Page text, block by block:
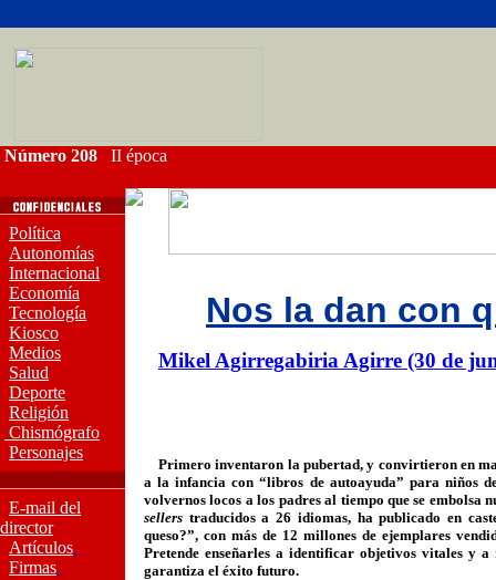
Número 208 II época
Política
Autonomías
Internacional
Economía
Tecnología
Kiosco
Medios
Salud
Deporte
Religión
Chismógrafo
Personajes
E-mail del
director
Artículos
Firmas
Nos la dan con
Mikel Agirregabiria Agirre (30 de
Primero inventaron la pubertad, y convirtieron en
a la infancia con “libros de autoayuda” para niños
volvernos locos a los padres al tiempo que se embolsa
sellers traducidos a 26 idiomas, ha publicado en
queso?”, con más de 12 millones de ejemplares
Pretende enseñarles a identificar objetivos vitales y
garantiza el éxito futuro.